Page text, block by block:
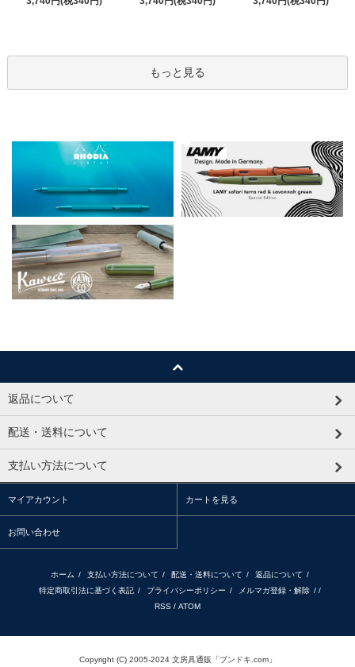
もっと見る
返品について
配送・送料について
支払い方法について
マイアカウント カートを見る
お問い合わせ
ホーム / 支払い方法について / 配送・送料について / 返品について /
特定商取引法に基づく表記 / プライバシーポリシー / メルマガ登録・解除 / /
RSS / ATOM
Copyright (C) 2005-2024 文房具通販「ブンドキ.com」